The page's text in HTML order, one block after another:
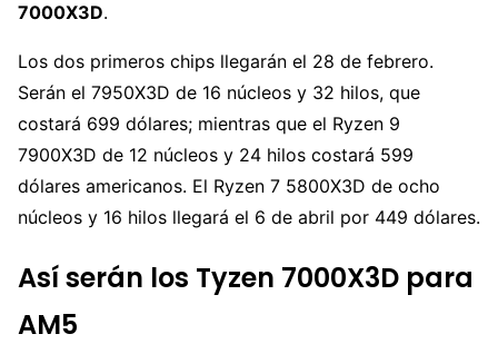
7000X3D.
Los dos primeros chips llegarán el 28 de febrero.
Serán el 7950X3D de 16 núcleos y 32 hilos, que
costará 699 dólares; mientras que el Ryzen 9
7900X3D de 12 núcleos y 24 hilos costará 599
dólares americanos. El Ryzen 7 5800X3D de ocho
núcleos y 16 hilos llegará el 6 de abril por 449 dólares.
Así serán los Tyzen 7000X3D para
AM5